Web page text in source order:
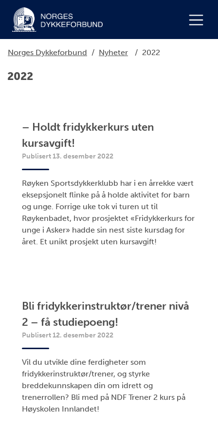
Norges Dykkeforbund / Nyheter / 2022
2022
– Holdt fridykkerkurs uten
kursavgift!
Publisert 13. desember 2022
Røyken Sportsdykkerklubb har i en årrekke vært
eksepsjonelt flinke på å holde aktivitet for barn
og unge. Forrige uke tok vi turen ut til
Røykenbadet, hvor prosjektet «Fridykkerkurs for
unge i Asker» hadde sin nest siste kursdag for
året. Et unikt prosjekt uten kursavgift!
Bli fridykkerinstruktør/trener nivå
2 – få studiepoeng!
Publisert 12. desember 2022
Vil du utvikle dine ferdigheter som
fridykkerinstruktør/trener, og styrke
breddekunnskapen din om idrett og
trenerrollen? Bli med på NDF Trener 2 kurs på
Høyskolen Innlandet!